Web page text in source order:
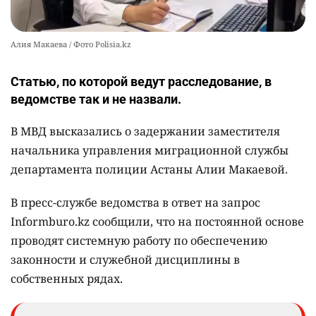
Алия Макаева / Фото Polisia.kz
Статью, по которой ведут расследование, в
ведомстве так и не назвали.
В МВД высказались о задержании заместителя
начальника управления миграционной службы
департамента полиции Астаны Алии Макаевой.
В пресс-службе ведомства в ответ на запрос
Informburo.kz сообщили, что на постоянной основе
проводят системную работу по обеспечению
законности и служебной дисциплины в
собственных рядах.